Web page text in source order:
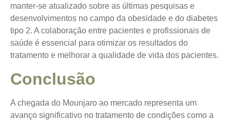
manter-se atualizado sobre as últimas pesquisas e
desenvolvimentos no campo da obesidade e do diabetes
tipo 2. A colaboração entre pacientes e profissionais de
saúde é essencial para otimizar os resultados do
tratamento e melhorar a qualidade de vida dos pacientes.
Conclusão
A chegada do Mounjaro ao mercado representa um
avanço significativo no tratamento de condições como a